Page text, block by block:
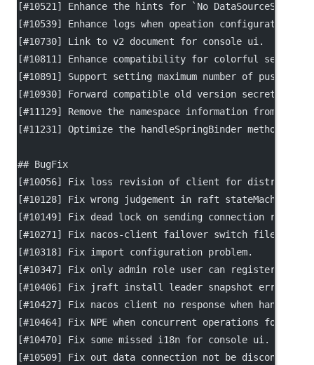
[#10521 ] Enhance the hints for `No DataSourceSet`
[#10539] Enhance logs when opeation configuration
[#10730] Link to v2 document for console ui.
[#10811 ] Enhance compatibility for colorful service
[#10891 ] Support setting maximum number of push
[#10930] Forward compatible old version secretKey
[#11129] Remove the namespace information from the
[#11231 ] Optimize the handleSpringBinder method in
## BugFix
[#10056] Fix loss revision of client for distro sync.
[#10128] Fix wrong judgement in raft stateMachine.
[#10149] Fix dead lock on sending connection reset
[#10271 ] Fix nacos-client failover switch file path.
[#10318] Fix import configuration problem.
[#10347] Fix only admin role user can register
[#10406] Fix jraft install leader snapshot error
[#10427] Fix nacos client no response when handle
[#10464] Fix NPE when concurrent operations for
[#10470] Fix some missed i18n for console ui.
[#10509] Fix out data connection not be disconnect